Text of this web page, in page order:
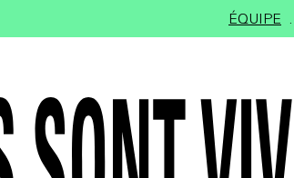
ÉQUIPE